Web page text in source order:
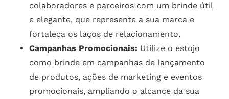
colaboradores e parceiros com um brinde útil
e elegante, que represente a sua marca e
fortaleça os laços de relacionamento.
Campanhas Promocionais: Utilize o estojo
como brinde em campanhas de lançamento
de produtos, ações de marketing e eventos
promocionais, ampliando o alcance da sua